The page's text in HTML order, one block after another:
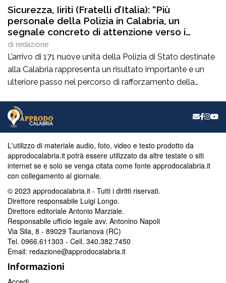
Sicurezza, Iiriti (Fratelli d’Italia): “Più
personale della Polizia in Calabria, un
segnale concreto di attenzione verso i
territori”
di redazione
L’arrivo di 171 nuove unità della Polizia di Stato destinate
alla Calabria rappresenta un risultato importante e un
ulteriore passo nel percorso di rafforzamento della
di Fratelli d’Italia accolgo con soddisfazione questa
nuova assegnazione, che dimostra l’attenzione del
Governo verso le esigenze delle comunità calabresi e
verso chi […]
L'utilizzo di materiale audio, foto, video e testo prodotto da
approdocalabria.it potrà essere utilizzato da altre testate o siti
internet se e solo se venga citata come fonte approdocalabria.it
con collegamento al giornale.
© 2023 approdocalabria.it - Tutti i diritti riservati.
Direttore responsabile Luigi Longo.
Direttore editoriale Antonio Marziale.
Responsabile ufficio legale avv. Antonino Napoli
Via Sila, 8 - 89029 Taurianova (RC)
Tel. 0966.611303 - Cell. 340.382.7450
Email: redazione@approdocalabria.it
Informazioni